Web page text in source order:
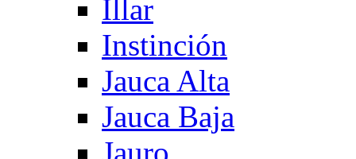
Illar
Instinción
Jauca Alta
Jauca Baja
Jauro